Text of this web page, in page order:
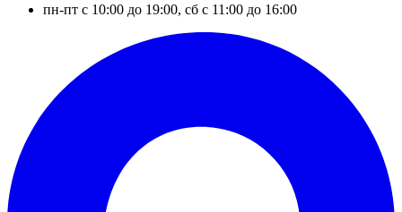
пн-пт с 10:00 до 19:00, сб с 11:00 до 16:00